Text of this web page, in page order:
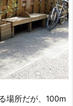
場所だが、100m